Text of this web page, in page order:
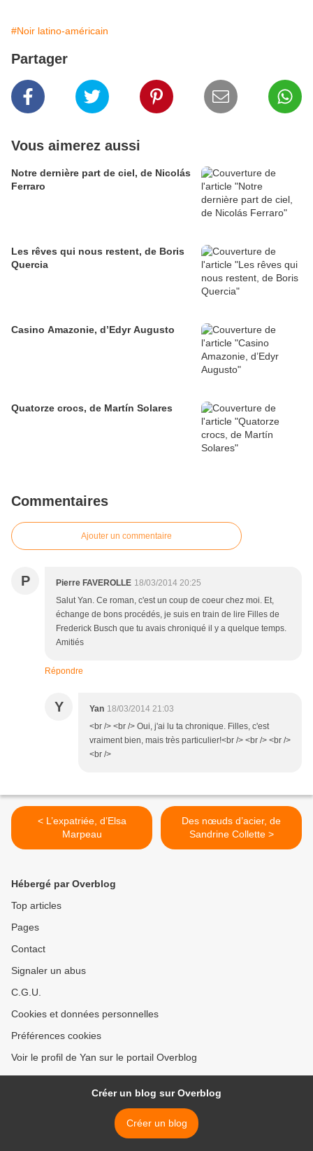
#Noir latino-américain
Partager
Vous aimerez aussi
Notre dernière part de ciel, de Nicolás
Ferraro
Les rêves qui nous restent, de Boris
Quercia
Casino Amazonie, d’Edyr Augusto
Quatorze crocs, de Martín Solares
Commentaires
Ajouter un commentaire
P Pierre FAVEROLLE 18/03/2014 20:25
Salut Yan. Ce roman, c'est un coup de coeur chez moi. Et,
échange de bons procédés, je suis en train de lire Filles de
Frederick Busch que tu avais chroniqué il y a quelque temps.
Amitiés
Répondre
Y Yan 18/03/2014 21:03
<br /> <br /> Oui, j'ai lu ta chronique. Filles, c'est
vraiment bien, mais très particulier!<br /> <br /> <br />
<br />
< L’expatriée, d’Elsa
Marpeau
Des nœuds d’acier, de
Sandrine Collette >
Hébergé par Overblog
Top articles
Pages
Contact
Signaler un abus
C.G.U.
Cookies et données personnelles
Préférences cookies
Voir le profil de Yan sur le portail Overblog
Créer un blog sur Overblog
Créer un blog